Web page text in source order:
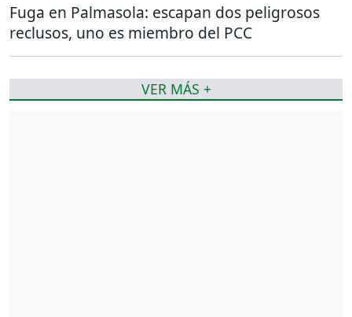
Fuga en Palmasola: escapan dos peligrosos
reclusos, uno es miembro del PCC
VER MÁS +